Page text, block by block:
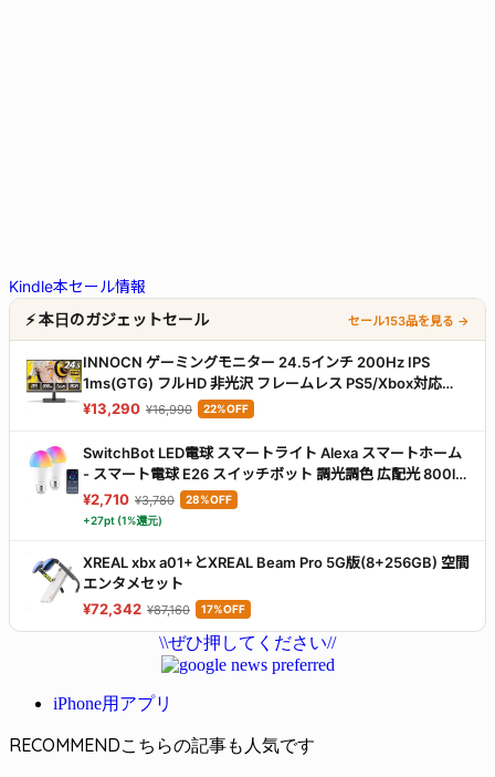
Kindle本セール情報
⚡ 本日のガジェットセール
セール153品を見る →
INNOCN ゲーミングモニター 24.5インチ 200Hz IPS
1ms(GTG) フルHD 非光沢 フレームレス PS5/Xbox対応
Adaptive-Sync VESA100×100 HDMI2.0/DP1.4接続
¥13,290 ¥16,990 22%OFF
SwitchBot LED電球 スマートライト Alexa スマートホーム
- スマート電球 E26 スイッチボット 調光調色 広配光 800lm
60W形相当 電球色・昼白色対応 RGBCWマルチカラー
1600万色 間接照明 Google Home IFTTT イフト Siri
SmartThings に対応(2個パック)
¥2,710 ¥3,780
28%OFF
+27pt (1%還元)
XREAL xbx a01+とXREAL Beam Pro 5G版(8+256GB) 空間
エンタメセット
¥72,342 ¥87,160 17%OFF
\\ぜひ押してください//
iPhone用アプリ
RECOMMEND